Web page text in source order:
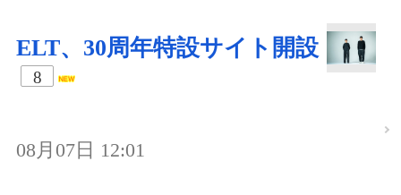
ELT、30周年特設サイト開設
8
08月07日 12:01